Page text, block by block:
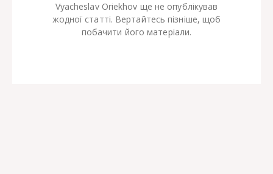
Vyacheslav Oriekhov ще не опублікував
жодної статті. Вертайтесь пізніше, щоб
побачити його матеріали.